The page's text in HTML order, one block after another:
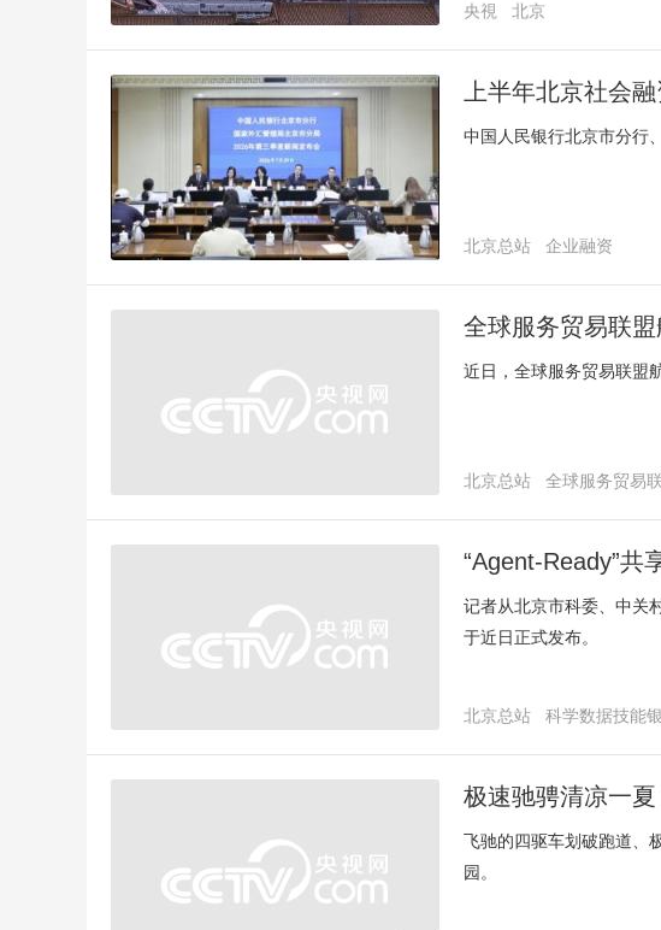
央視 北京
上半年北京社会
中国人民银行北京市分行
北京总站
企业融资
全球服务贸易联
近日，全球服务贸易联盟
北京总站 全球服务贸易
“Agent-Ready”共
记者从北京市科委、中关
于近日正式发布。
北京总站 科学数据技能
极速驰骋清凉一
飞驰的四驱车划破跑道、
园。